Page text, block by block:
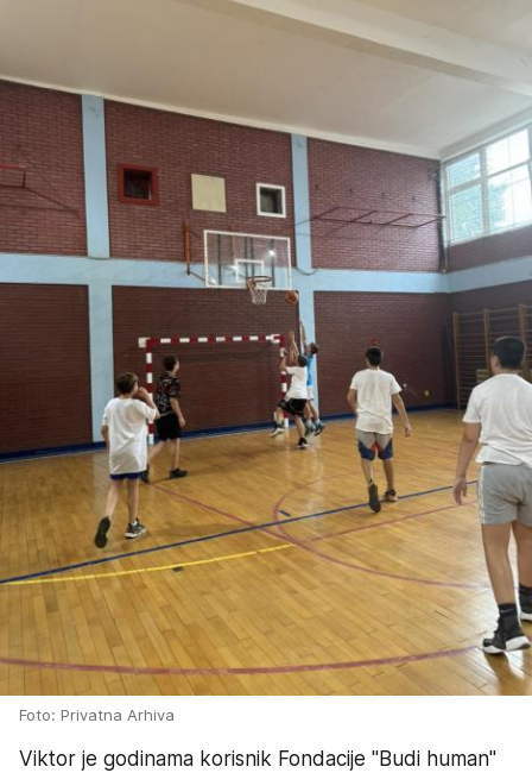
Foto: Privatna Arhiva
Viktor je godinama korisnik Fondacije "Budi human"